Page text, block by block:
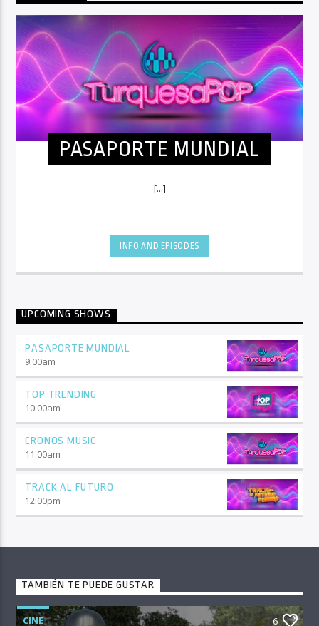
PASAPORTE MUNDIAL
[...]
INFO AND EPISODES
UPCOMING SHOWS
PASAPORTE MUNDIAL
9:00am
TOP TRENDING
10:00am
CRONOS MUSIC
11:00am
TRACK AL FUTURO
12:00pm
TAMBIÉN TE PUEDE GUSTAR
CINE 6